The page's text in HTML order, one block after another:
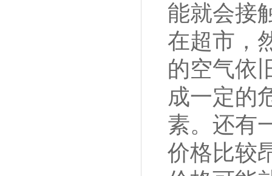
能就会接
在超市，
的空气依
成一定的
素。还有
价格比较